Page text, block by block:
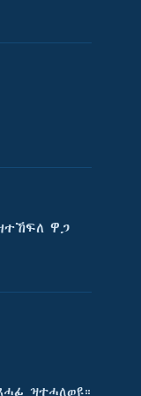
ዋጋ
ዝተሓለወዩ።